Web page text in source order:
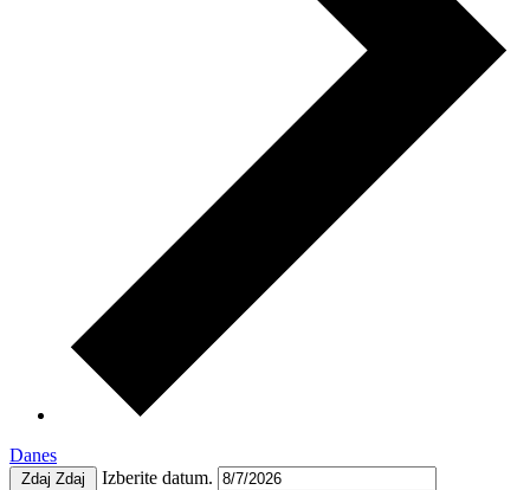
Danes
Zdaj Zdaj Izberite datum.